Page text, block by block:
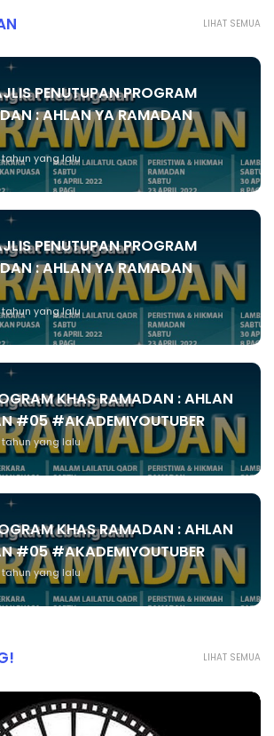
LIHAT SEMUA
PENUTUPAN PROGRAM
: AHLAN YA RAMADAN
tahun yang lalu
PENUTUPAN PROGRAM
: AHLAN YA RAMADAN
tahun yang lalu
KHAS RAMADAN : AHLAN
#05 #AKADEMIYOUTUBER
tahun yang lalu
KHAS RAMADAN : AHLAN
#05 #AKADEMIYOUTUBER
tahun yang lalu
LIHAT SEMUA